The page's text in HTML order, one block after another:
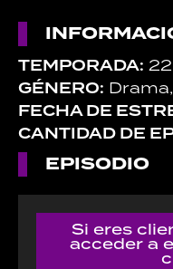
TEMPORADA: 22
GÉNERO:
FECHA DE
CANTIDAD DE
EPISODIO
Si eres
acceder a